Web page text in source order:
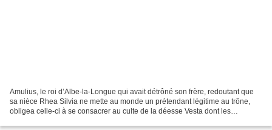
Amulius, le roi d’Albe-la-Longue qui avait détrôné son frère, redoutant que
sa nièce Rhea Silvia ne mette au monde un prétendant légitime au trône,
obligea celle-ci à se consacrer au culte de la déesse Vesta dont les